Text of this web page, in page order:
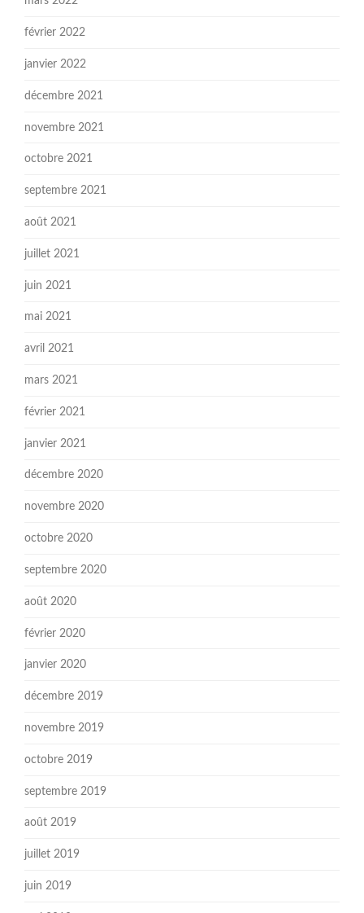
février 2022
janvier 2022
décembre 2021
novembre 2021
octobre 2021
septembre 2021
août 2021
juillet 2021
juin 2021
mai 2021
avril 2021
mars 2021
février 2021
janvier 2021
décembre 2020
novembre 2020
octobre 2020
septembre 2020
août 2020
février 2020
janvier 2020
décembre 2019
novembre 2019
octobre 2019
septembre 2019
août 2019
juillet 2019
juin 2019